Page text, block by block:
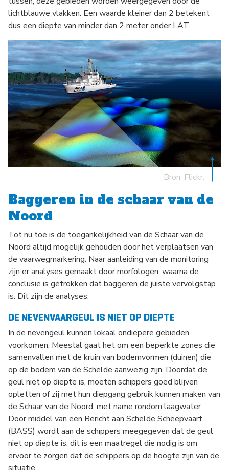
lichtblauwe vlakken. Een waarde kleiner dan 2 betekent
dus een diepte van minder dan 2 meter onder LAT.
Bron: Flickr.
Baggeren in de schaar van de
Noord
Tot nu toe is de toegankelijkheid van de Schaar van de
Noord altijd mogelijk gehouden door het verplaatsen van
de vaarwegmarkering. Naar aanleiding van de monitoring
zijn er analyses gemaakt door morfologen, waarna de
conclusie is getrokken dat baggeren de juiste vervolgstap
is. Dit zijn de analyses:
DE NEVENVAARGEUL IS NIET OP DIEPTE
In de nevengeul kunnen lokaal ondiepere gebieden
voorkomen. Meestal gaat het om een beperkte zones die
samenvallen met de kruin van bodemvormen (duinen) die
op de bodem van de Schelde aanwezig zijn. Doordat de
geul niet op diepte is, moeten schippers goed blijven
opletten of zij met hun diepgang gebruik kunnen maken van
de Schaar van de Noord, met name rondom laagwater.
Door middel van een Bericht aan Schelde Scheepvaart
(BASS) wordt aan de schippers meegegeven dat de geul
niet op diepte is, dit is een maatregel die nodig is om
ervoor te zorgen dat de schippers op de hoogte zijn van de
situatie.